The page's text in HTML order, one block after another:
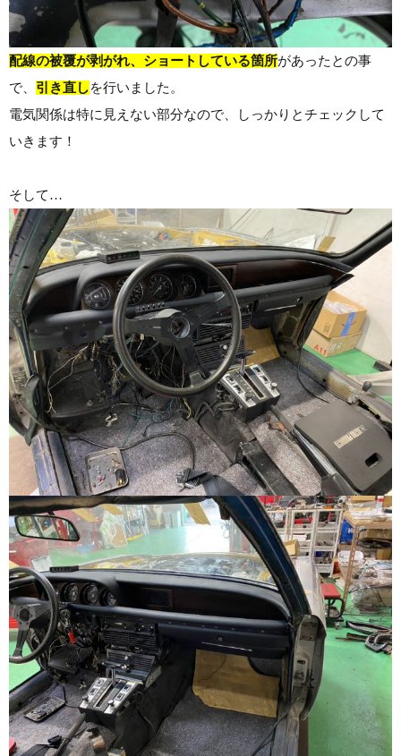
配線の被覆が剥がれ、ショートしている箇所があったとの事
で、 引き直しを行いました。
電気関係は特に見えない部分なので、しっかりとチェックして
いきます！
そして…